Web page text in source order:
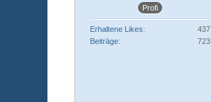
Profi
Erhaltene Likes
437
Beiträge
723